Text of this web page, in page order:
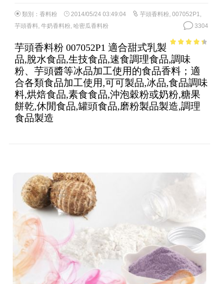
類別： 香料粉 2014/05/24 03:49:04 芋頭香料粉, 007052P1,
芋頭香料, 牛奶香料粉, 哈密瓜香料粉 3304
of 5
芋頭香料粉 007052P1 適合甜式乳製
品,脫水食品,生技食品,速食調理食品,調味
粉、芋頭醬等冰品加工使用的食品香料；適
合各類食品加工使用,可可製品,冰品,食品調味
料,烘焙食品,素食食品,沖泡穀粉或奶粉,糖果
餅乾,休閒食品,罐頭食品,磨粉製品製造,調理
食品製造